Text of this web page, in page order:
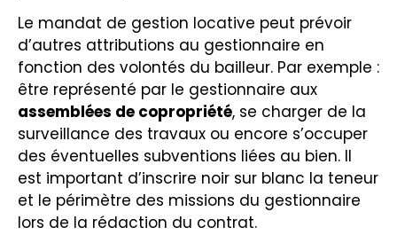
Le mandat de gestion locative peut prévoir
d’autres attributions au gestionnaire en
fonction des volontés du bailleur. Par exemple :
être représenté par le gestionnaire aux
assemblées de copropriété, se charger de la
surveillance des travaux ou encore s’occuper
des éventuelles subventions liées au bien. Il
est important d’inscrire noir sur blanc la teneur
et le périmètre des missions du gestionnaire
lors de la rédaction du contrat.